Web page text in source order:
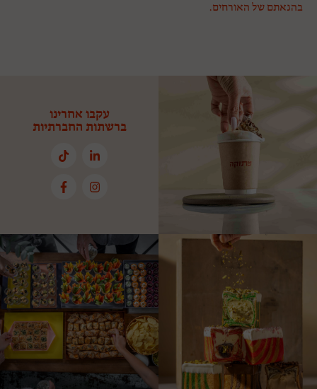
בהנאתם של האורחים.
עקבו אחרינו
ברשתות החברתיות